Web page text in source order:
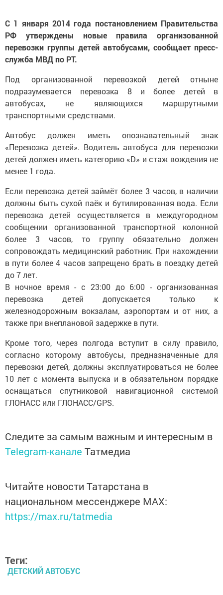
С 1 января 2014 года постановлением Правительства
РФ утверждены новые правила организованной
перевозки группы детей автобусами, сообщает пресс-
служба МВД по РТ.
Под организованной перевозкой детей отныне
подразумевается перевозка 8 и более детей в
автобусах, не являющихся маршрутными
транспортными средствами.
Автобус должен иметь опознавательный знак
«Перевозка детей». Водитель автобуса для перевозки
детей должен иметь категорию «D» и стаж вождения не
менее 1 года.
Если перевозка детей займёт более 3 часов, в наличии
должны быть сухой паёк и бутилированная вода. Если
перевозка детей осуществляется в междугородном
сообщении организованной транспортной колонной
более 3 часов, то группу обязательно должен
сопровождать медицинский работник. При нахождении
в пути более 4 часов запрещено брать в поездку детей
до 7 лет.
В ночное время - с 23:00 до 6:00 - организованная
перевозка детей допускается только к
железнодорожным вокзалам, аэропортам и от них, а
также при внеплановой задержке в пути.
Кроме того, через полгода вступит в силу правило,
согласно которому автобусы, предназначенные для
перевозки детей, должны эксплуатироваться не более
10 лет с момента выпуска и в обязательном порядке
оснащаться спутниковой навигационной системой
ГЛОНАСС или ГЛОНАСС/GPS.
Следите за самым важным и интересным в
Telegram-канале Татмедиа
Читайте новости Татарстана в
национальном мессенджере MАХ:
https://max.ru/tatmedia
Теги:
ДЕТСКИЙ АВТОБУС